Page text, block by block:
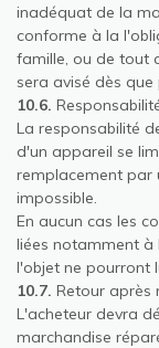
inadéquat de la
conforme à la
famille, ou de tout
sera avisé dès
10.6.
La responsabilité
d'un appareil se
remplacement par
impossible.
En aucun cas les
liées notamment à
l'objet ne pourront
10.7. Retour après
L'acheteur devra
marchandise